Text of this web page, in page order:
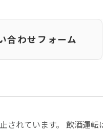
合わせフォーム
れています。 飲酒運転